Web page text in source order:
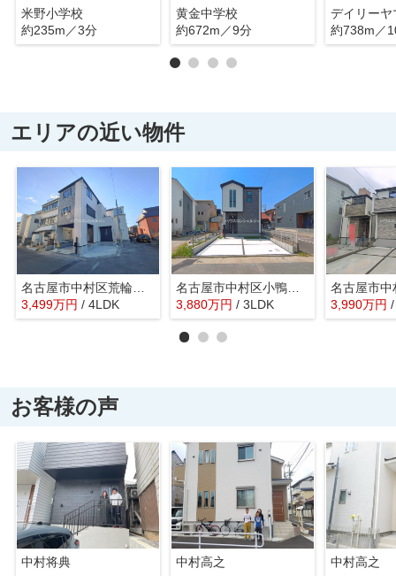
米野小学校
約235m／3分
黄金中学校
約672m／9分
約738m／
エリアの近い物件
3,499万円 / 4LDK
名古屋市中村区小鴨町48【仲介手数料無料】新築一戸建て 1号棟
3,880万円 / 3LDK 3,990万円
お客様の声
中村将典 中村高之 中村高之